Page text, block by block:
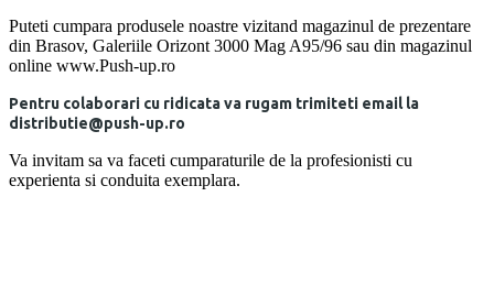
Puteti cumpara produsele noastre vizitand magazinul de prezentare
din Brasov, Galeriile Orizont 3000 Mag A95/96 sau din magazinul
online www.Push-up.ro
Pentru colaborari cu ridicata va rugam trimiteti email la
distributie@push-up.ro
Va invitam sa va faceti cumparaturile de la profesionisti cu
experienta si conduita exemplara.